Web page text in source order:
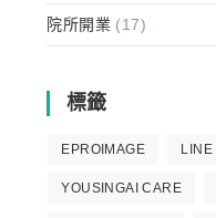
院所開業 (17)
標籤
EPROIMAGE LINE
YOUSINGAI CARE